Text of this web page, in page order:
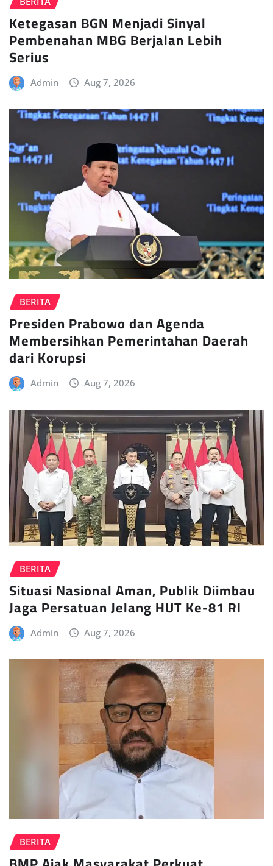
Ketegasan BGN Menjadi Sinyal
Pembenahan MBG Berjalan Lebih
Serius
Admin Aug 7, 2026
BERITA
Presiden Prabowo dan Agenda
Membersihkan Pemerintahan Daerah
dari Korupsi
Admin Aug 7, 2026
BERITA
Situasi Nasional Aman, Publik Diimbau
Jaga Persatuan Jelang HUT Ke-81 RI
Admin Aug 7, 2026
BERITA